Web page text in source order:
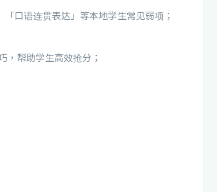
口语连贯表达」等本地学生常见弱项；
，帮助学生高效抢分；